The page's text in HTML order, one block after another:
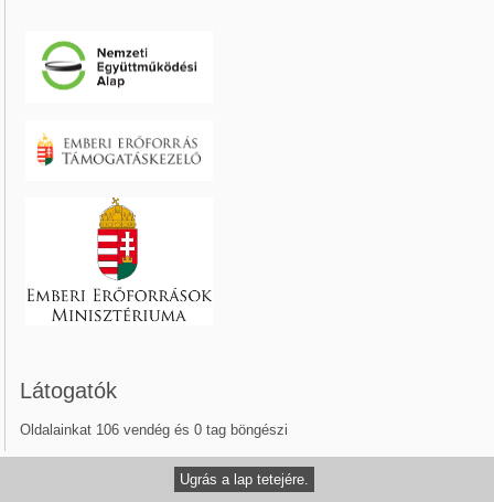
Látogatók
Oldalainkat 106 vendég és 0 tag böngészi
Ugrás a lap tetejére.